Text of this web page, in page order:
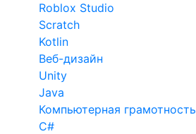
Roblox Studio
Scratch
Kotlin
Веб-дизайн
Unity
Java
Компьютерная грамотность
C#